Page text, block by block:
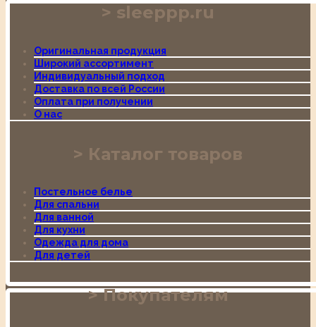
sleeppp.ru
Оригинальная продукция
Широкий ассортимент
Индивидуальный подход
Доставка по всей России
Оплата при получении
О нас
Каталог товаров
Постельное белье
Для спальни
Для ванной
Для кухни
Одежда для дома
Для детей
Покупателям